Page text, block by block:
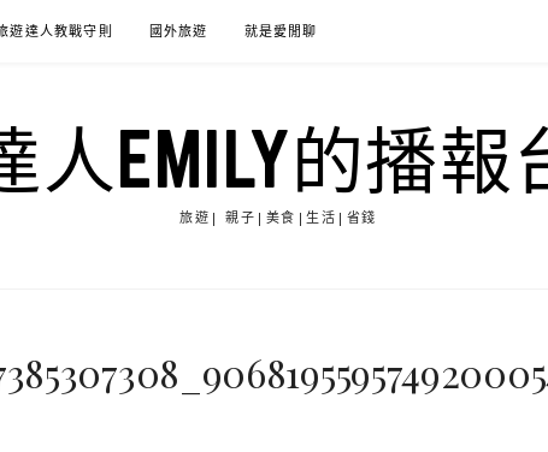
遊達人教戰守則 國外旅遊 就是愛閒聊
人EMILY的播報
旅遊| 親子|美食|生活|省錢